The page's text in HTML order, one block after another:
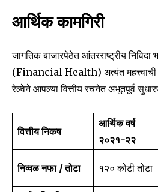
आर्थिक कामगिरी
जागतिक बाजारपेठेत आंतरराष्ट्रीय
(Financial Health) अत्यंत महत्त्वाची
रेल्वेने आपल्या वित्तीय रचनेत अभूतपूर्व
वित्तीय निकष
आर्थिक वर्ष
२०२१-२२
निव्वळ नफा / तोटा ₹१२० कोटी तोटा